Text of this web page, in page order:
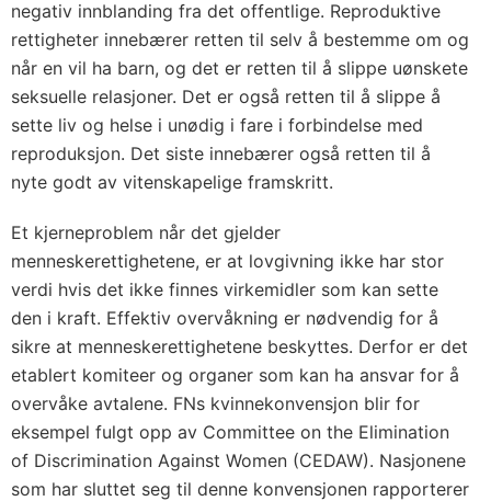
negativ innblanding fra det offentlige. Reproduktive
rettigheter innebærer retten til selv å bestemme om og
når en vil ha barn, og det er retten til å slippe uønskete
seksuelle relasjoner. Det er også retten til å slippe å
sette liv og helse i unødig i fare i forbindelse med
reproduksjon. Det siste innebærer også retten til å
nyte godt av vitenskapelige framskritt.
Et kjerneproblem når det gjelder
menneskerettighetene, er at lovgivning ikke har stor
verdi hvis det ikke finnes virkemidler som kan sette
den i kraft. Effektiv overvåkning er nødvendig for å
sikre at menneskerettighetene beskyttes. Derfor er det
etablert komiteer og organer som kan ha ansvar for å
overvåke avtalene. FNs kvinnekonvensjon blir for
eksempel fulgt opp av Committee on the Elimination
of Discrimination Against Women (CEDAW). Nasjonene
som har sluttet seg til denne konvensjonen rapporterer